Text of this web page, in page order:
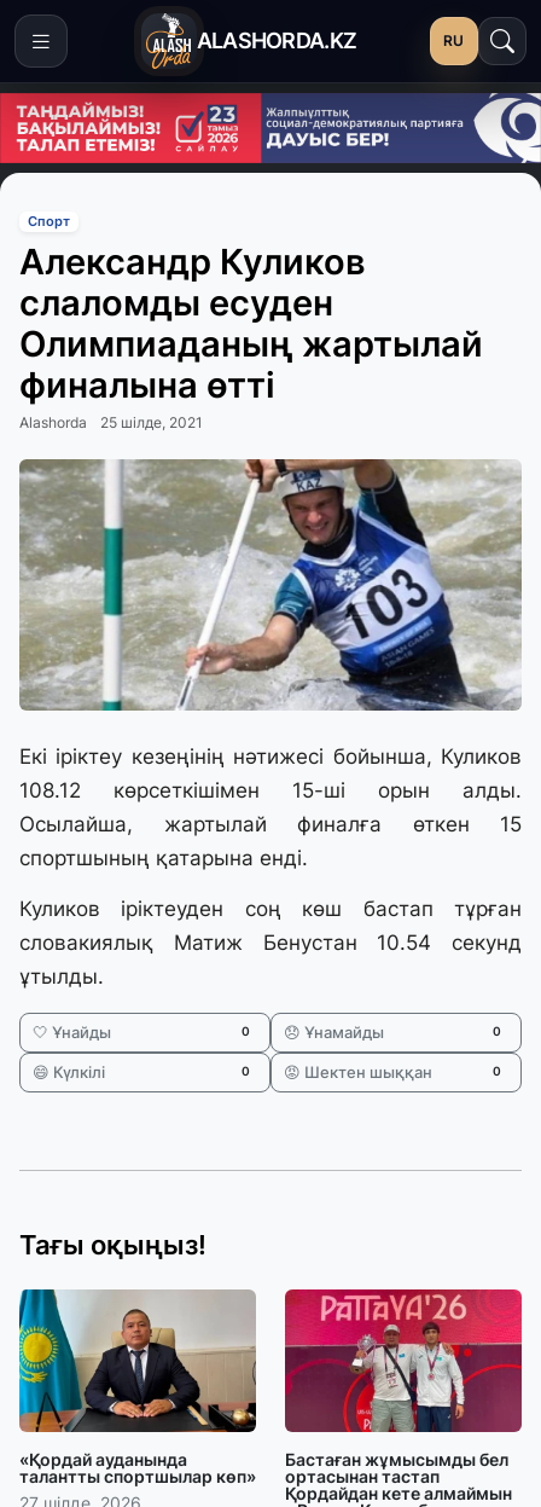
ALASHORDA.KZ RU
Спорт
Александр Куликов
слаломды есуден
Олимпиаданың жартылай
финалына өтті
Alashorda 25 шілде, 2021
Екі іріктеу кезеңінің нәтижесі бойынша, Куликов
108.12 көрсеткішімен 15-ші орын алды.
Осылайша, жартылай финалға өткен 15
спортшының қатарына енді.
Куликов іріктеуден соң көш бастап тұрған
словакиялық Матиж Бенустан 10.54 секунд
ұтылды.
🤍 Ұнайды 0 😞 Ұнамайды 0
😄 Күлкілі 0 😡 Шектен шыққан 0
Тағы оқыңыз!
«Қордай ауданында
талантты спортшылар көп»
27 шілде, 2026
Бастаған жұмысымды бел
ортасынан тастап
Қордайдан кете алмаймын